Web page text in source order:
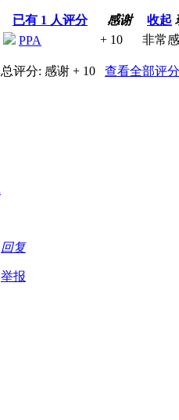
已有 1 人评分 感谢 收起
PPA
+ 10 非常感
总评分: 感谢 + 10 查看全部评分
回复
举报